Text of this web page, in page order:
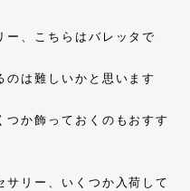
ー、こちらはバレッタで
のは難しいかと思います
か飾っておくのもおすす
サリー、いくつか入荷して